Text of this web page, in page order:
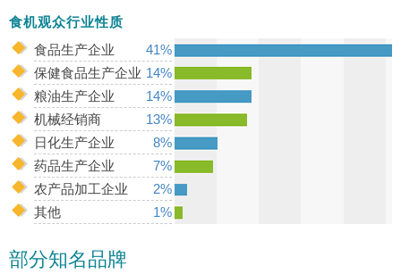
食机观众行业性质
食品生产企业
41%
保健食品生产企业 14%
粮油生产企业
14%
机械经销商
13%
日化生产企业
8%
药品生产企业
7%
农产品加工企业
2%
其他
1%
部分知名品牌